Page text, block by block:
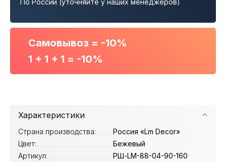
По России (уточняйте у наших менеджеров)
Самовывоз = -10%
1 + 1 + 1 = -10%
Характеристики
Страна производства:
Россия «Lm Decor»
Цвет:
Бежевый
Артикул:
РШ-LM-88-04-90-160